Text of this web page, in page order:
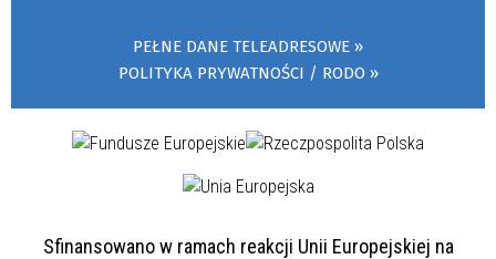
PEŁNE DANE TELEADRESOWE
POLITYKA PRYWATNOŚCI / RODO
Sfinansowano w ramach reakcji Unii Europejskiej na